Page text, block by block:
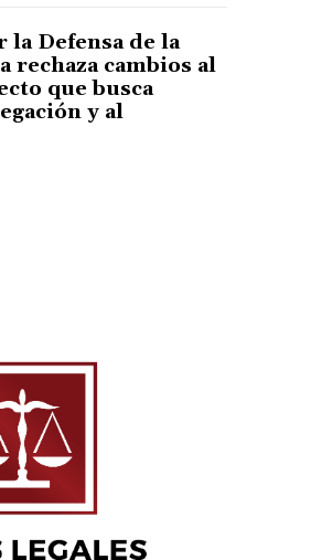
Defensa de la
rechaza cambios al
que busca
y al